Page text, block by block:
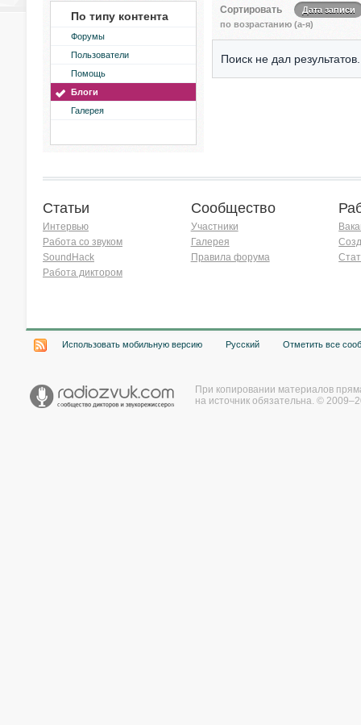
По типу контента
Форумы
Пользователи
Помощь
Блоги
Галерея
Сортировать
Дата записи
по возрастанию (а-я)
Поиск не дал результатов.
Статьи
Интервью
Работа со звуком
SoundHack
Работа диктором
Сообщество
Участники
Галерея
Правила форума
Использовать мобильную версию Русский Отметить все
При копировании материалов
на источник обязательна. ©